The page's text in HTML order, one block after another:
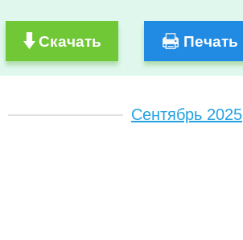
Скачать Печать
Сентябрь 2025